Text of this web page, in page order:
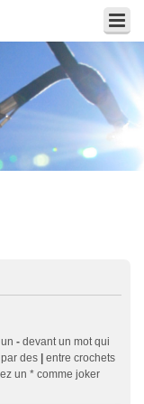
- devant un mot qui
des
entre crochets
un * comme joker